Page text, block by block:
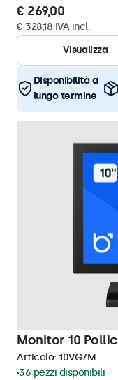
€ 269,00
€ 328,18 IVA incl.
Visualizza
Disponibilità a
lungo termine
Monitor 10
Articolo: 10VG7M
36 pezzi disponibili